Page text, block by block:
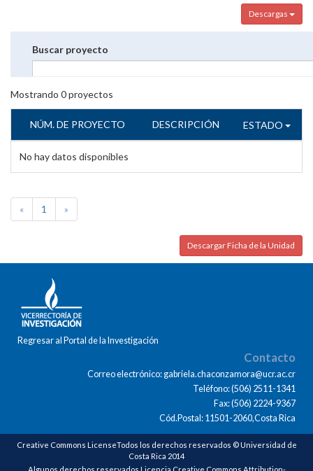
Descargas
Buscar proyecto
Mostrando 0proyectos
NÚM. DE PROYECTO DESCRIPCIÓN ESTADO
No hay datos disponibles
« 1 »
Descargar Ficha de la Unidad
Regresar al Portal de la Investigación
Contacto
Correo electrónico: gabriela.chaconzamora@ucr.ac.cr
Teléfono: (506) 2511-1341
Fax: (506) 2224-9367
Cód.Postal: 11501-2060,Costa Rica
Creative Commons LicenseTodos los derechos reservados © Universidad de
Costa Rica 2014